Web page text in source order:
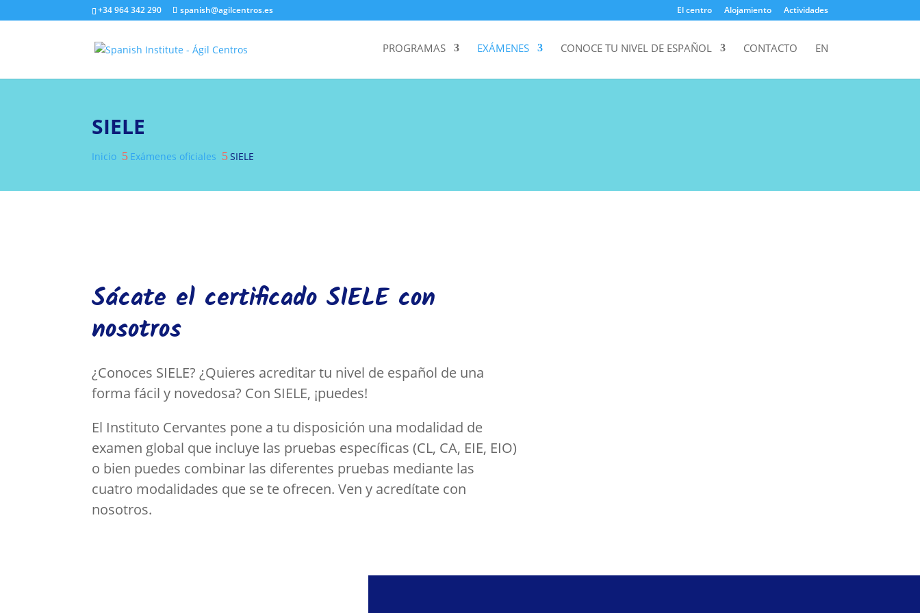
+34 964 342 290 spanish@agilcentros.es El centro Alojamiento Actividades
PROGRAMAS EXÁMENES CONOCE TU NIVEL DE ESPAÑOL CONTACTO EN
SIELE
Inicio 5 Exámenes oficiales 5SIELE
Sácate el certificado SIELE con
nosotros
¿Conoces SIELE? ¿Quieres acreditar tu nivel de español de una
forma fácil y novedosa? Con SIELE, ¡puedes!
El Instituto Cervantes pone a tu disposición una modalidad de
examen global que incluye las pruebas específicas (CL, CA, EIE, EIO)
o bien puedes combinar las diferentes pruebas mediante las
cuatro modalidades que se te ofrecen. Ven y acredítate con
nosotros.